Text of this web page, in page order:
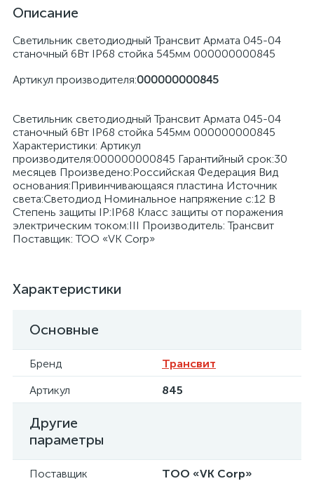
Описание
Светильник светодиодный Трансвит Армата 045-04
станочный 6Вт IP68 стойка 545мм 000000000845
Артикул производителя:000000000845
Светильник светодиодный Трансвит Армата 045-04
станочный 6Вт IP68 стойка 545мм 000000000845
Характеристики: Артикул
производителя:000000000845 Гарантийный срок:30
месяцев Произведено:Российская Федерация Вид
основания:Привинчивающаяся пластина Источник
света:Светодиод Номинальное напряжение с:12 В
Степень защиты IP:IP68 Класс защиты от поражения
электрическим током:III Производитель: Трансвит
Поставщик: ТОО «VK Corp»
Характеристики
Основные
Бренд
Трансвит
Артикул
845
Другие
параметры
Поставщик
ТОО «VK Corp»